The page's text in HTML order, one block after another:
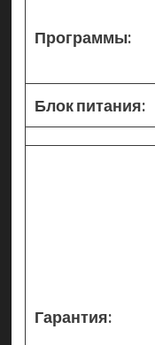
Программы:
Блок питания:
Гарантия: